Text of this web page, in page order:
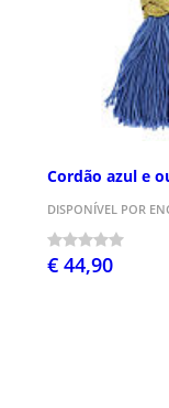
Cordão azul e
DISPONÍVEL POR
€ 44,90